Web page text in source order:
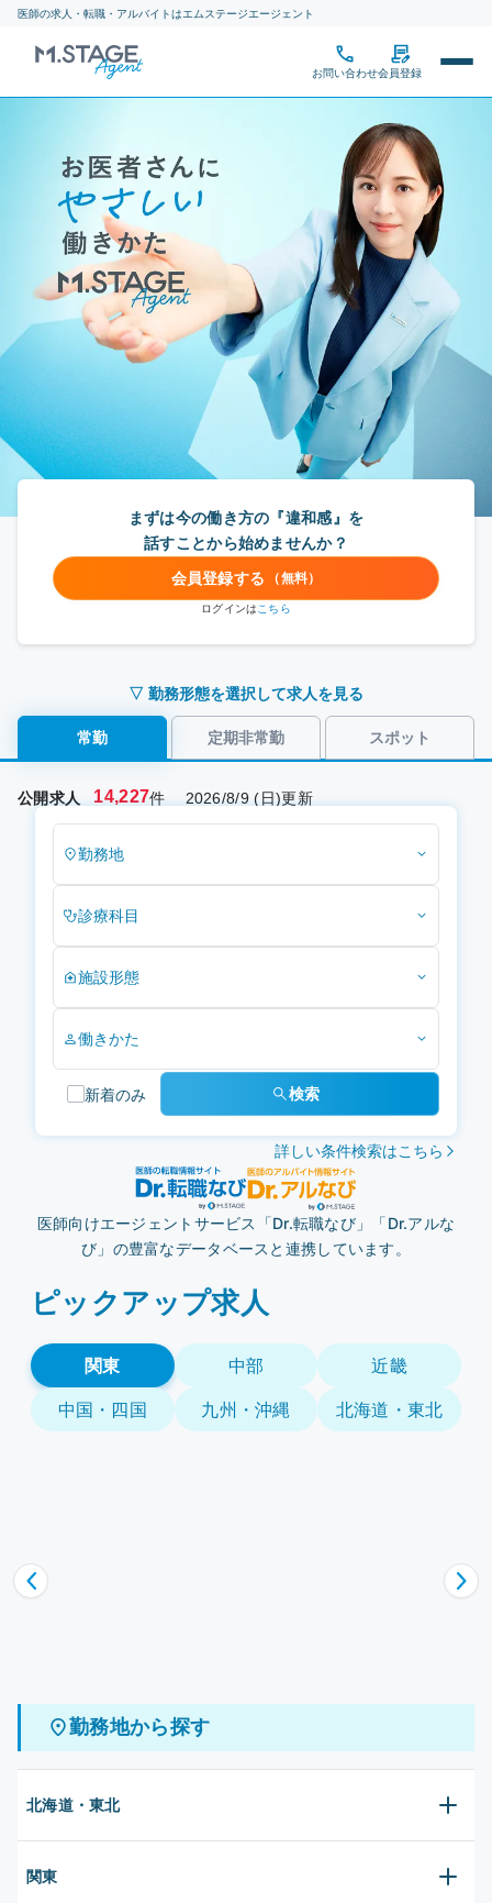
医師の求人・転職・アルバイトはエムステージエージェント
医師専門の転職エージェン
お問い合わせ会員登録
求人を探す
詳細条件から探す
新着求人から探す
求人を紹介してもらう
エージェント一覧
転職お役立ち情報
転職ステップ完全ガイド
医師の実態調査レポート
転職・アルバイトコラム
電話で気軽に相談する
受付時間：平日9:00-18:00
まずは今の働き方の『違和感』を
話すことから始めませんか？
会員登録する
（無料）
ログインはこちら
▽ 勤務形態を選択して求人を見る
常勤 定期非常勤 スポット
公開求人 14,227件 2026/8/9 (日)更新
勤務地
診療科目
施設形態
働きかた
新着のみ 検索
詳しい条件検索はこちら
医師向けエージェントサービス「Dr.転職なび」「Dr.アルな
び」の豊富なデータベースと連携しています。
ピックアップ求人
関東 中部
近畿
中国・四国
九州・沖縄 北海道・東北
勤務地から探す
北海道・東北
関東